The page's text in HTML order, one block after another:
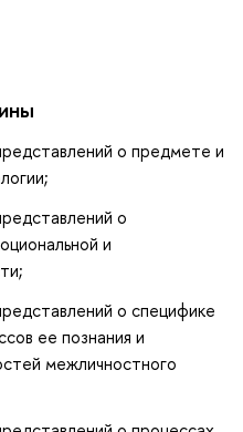
о предмете и
о
и
о специфике
ее познания и
межличностного